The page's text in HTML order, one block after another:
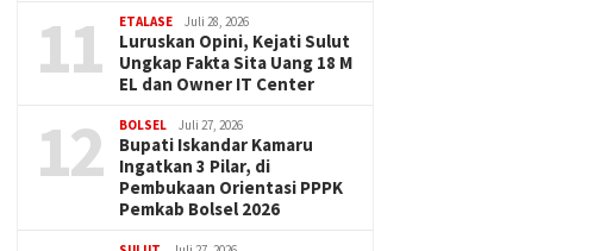
11 ETALASE Juli 28, 2026
Luruskan Opini, Kejati Sulut
Ungkap Fakta Sita Uang 18 M
EL dan Owner IT Center
12 BOLSEL Juli 27, 2026
Bupati Iskandar Kamaru
Ingatkan 3 Pilar, di
Pembukaan Orientasi PPPK
Pemkab Bolsel 2026